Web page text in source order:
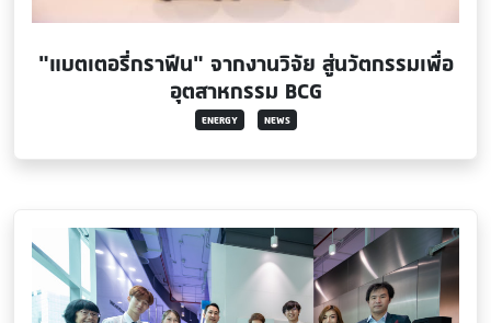
“แบตเตอรี่กราฟีน” จากงานวิจัย สู่นวัตกรรมเพื่อ
อุตสาหกรรม BCG
ENERGY NEWS